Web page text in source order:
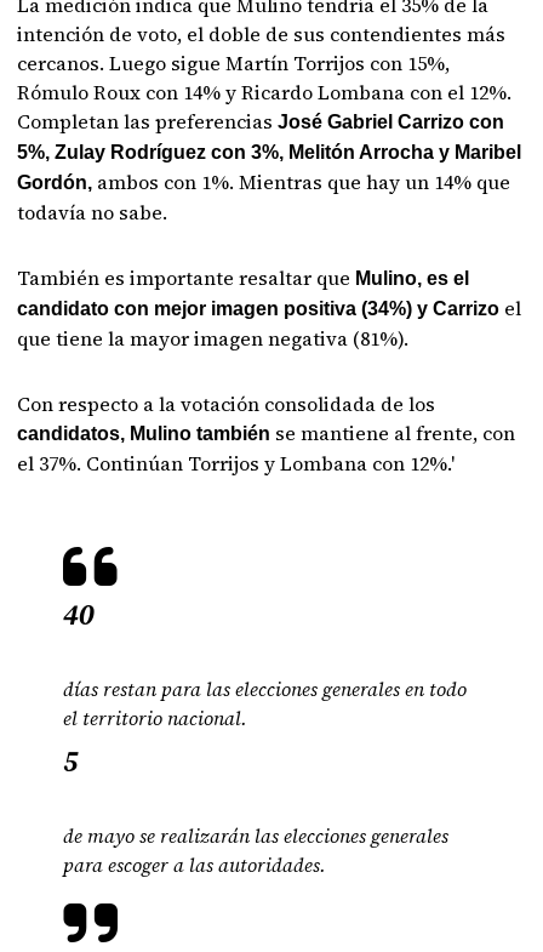
intención de voto, el doble de sus contendientes más
cercanos. Luego sigue Martín Torrijos con 15%,
Rómulo Roux con 14% y Ricardo Lombana con el 12%.
Completan las preferencias José Gabriel Carrizo con
5%, Zulay Rodríguez con 3%, Melitón Arrocha y Maribel
Gordón, ambos con 1%. Mientras que hay un 14% que
todavía no sabe.
También es importante resaltar que Mulino, es el
candidato con mejor imagen positiva (34%) y Carrizo el
que tiene la mayor imagen negativa (81%).
Con respecto a la votación consolidada de los
candidatos, Mulino también se mantiene al frente, con
el 37%. Continúan Torrijos y Lombana con 12%.'
40
días restan para las elecciones generales en todo
el territorio nacional.
5
de mayo se realizarán las elecciones generales
para escoger a las autoridades.